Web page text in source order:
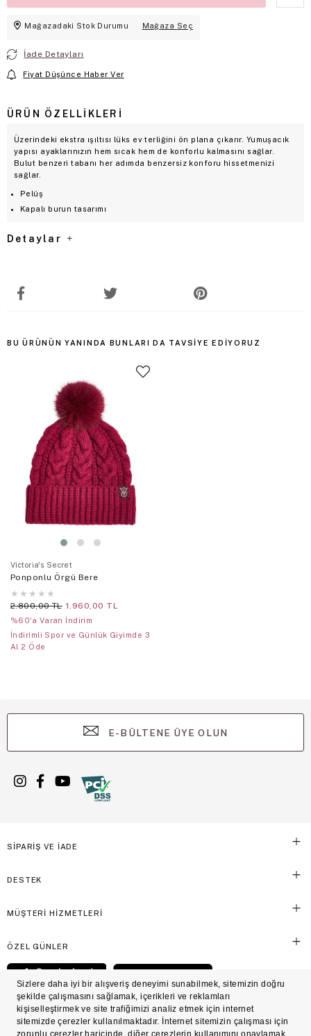
Mağazadaki Stok Durumu Mağaza Seç
İade Detayları
Fiyat Düşünce Haber Ver
ÜRÜN ÖZELLIKLERI
Üzerindeki ekstra ışıltısı lüks ev terliğini ön plana çıkarır. Yumuşacık
yapısı ayaklarınızın hem sıcak hem de konforlu kalmasını sağlar.
Bulut benzeri tabanı her adımda benzersiz konforu hissetmenizi
sağlar.
Pelüş
Kapalı burun tasarımı
Detaylar
BU ÜRÜNÜN YANINDA BUNLARI DA TAVSIYE EDIYORUZ
Victoria's Secret
Ponponlu Örgü Bere
★ ★ ★ ★ ★
2.800,00 TL 1.960,00 TL
%60'a Varan İndirim
İndirimli Spor ve Günlük Giyimde 3
Al 2 Öde
E-BÜLTENE ÜYE OLUN
SİPARİŞ VE İADE
DESTEK
MÜŞTERİ HİZMETLERİ
ÖZEL GÜNLER
© Victoria's Secret Shaya Mağazacılık A.Ş. Franchise lisansı aracılığıyla işletilen ticari
markasıdır. Her hakkı saklıdır.